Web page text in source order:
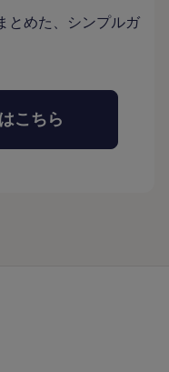
とめた、シンプルガ
こちら